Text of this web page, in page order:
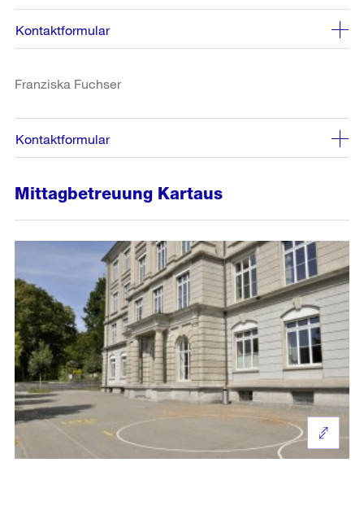
Kontaktformular
Franziska Fuchser
Kontaktformular
Mittagbetreuung Kartaus